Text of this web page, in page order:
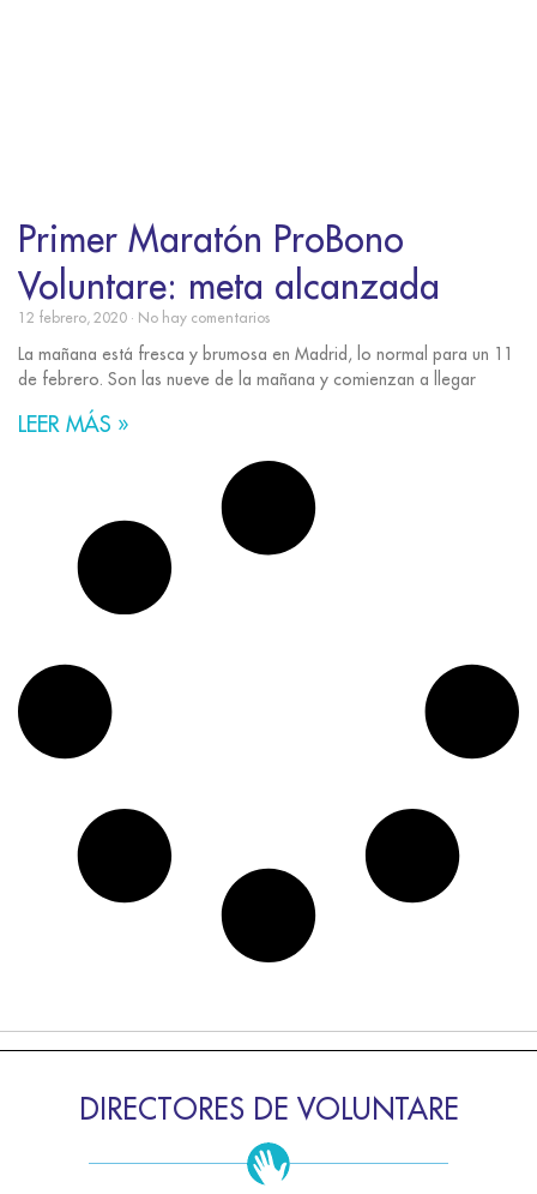
Primer Maratón ProBono
Voluntare: meta alcanzada
12 febrero, 2020 No hay comentarios
La mañana está fresca y brumosa en Madrid, lo normal para un 11
de febrero. Son las nueve de la mañana y comienzan a llegar
LEER MÁS »
DIRECTORES DE VOLUNTARE